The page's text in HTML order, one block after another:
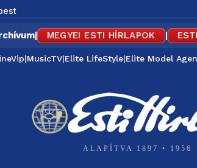
| MEGYEI ESTI HÍRLAPOK |
|MusicTV|Elite LifeStyle|Elite Model
ALAPÍTVA 1897 • 1956